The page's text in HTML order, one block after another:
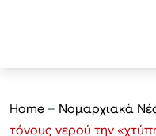
Home – Νομαρχιακά
τόνους νερού την